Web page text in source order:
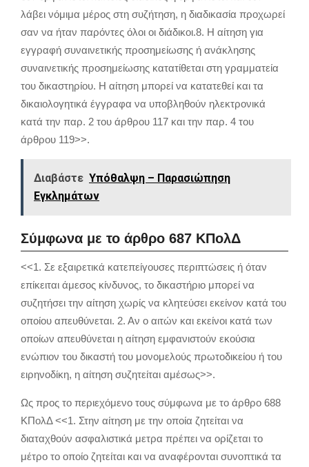
λάβει νόμιμα μέρος στη συζήτηση, η διαδικασία προχωρεί
σαν να ήταν παρόντες όλοι οι διάδικοι.8. Η αίτηση για
εγγραφή συναινετικής προσημείωσης ή ανάκλησης
συναινετικής προσημείωσης κατατίθεται στη γραμματεία
του δικαστηρίου. Η αίτηση μπορεί να κατατεθεί και τα
δικαιολογητικά έγγραφα να υποβληθούν ηλεκτρονικά
κατά την παρ. 2 του άρθρου 117 και την παρ. 4 του
άρθρου 119>>.
Διαβάστε Υπόθαλψη – Παρασιώπηση
Εγκλημάτων
Σύμφωνα με το άρθρο 687 ΚΠολΔ
<<1. Σε εξαιρετικά κατεπείγουσες περιπτώσεις ή όταν
επίκειται άμεσος κίνδυνος, το δικαστήριο μπορεί να
συζητήσει την αίτηση χωρίς να κλητεύσει εκείνον κατά του
οποίου απευθύνεται. 2. Αν ο αιτών και εκείνοι κατά των
οποίων απευθύνεται η αίτηση εμφανιστούν εκούσια
ενώπιον του δικαστή του μονομελούς πρωτοδικείου ή του
ειρηνοδίκη, η αίτηση συζητείται αμέσως>>.
Ως προς το περιεχόμενο τους σύμφωνα με το άρθρο 688
ΚΠολΔ <<1. Στην αίτηση με την οποία ζητείται να
διαταχθούν ασφαλιστικά μετρα πρέπει να ορίζεται το
μέτρο το οποίο ζητείται και να αναφέρονται συνοπτικά τα